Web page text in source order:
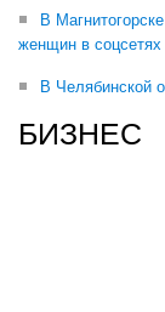
В
женщин в соцсетях
В Челябинской
БИЗНЕС